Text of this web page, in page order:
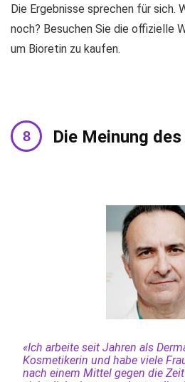
Die Ergebnisse sprechen für sich.
noch? Besuchen Sie die offizielle
um Bioretin zu kaufen.
Die Meinung
«Ich arbeite seit Jahren als
Kosmetikerin und habe viele
nach einem Mittel gegen die